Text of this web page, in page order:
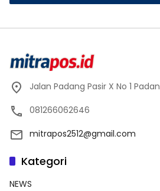
Jalan Padang Pasir X No 1
081266062646
mitrapos2512@gmail.com
Kategori
NEWS